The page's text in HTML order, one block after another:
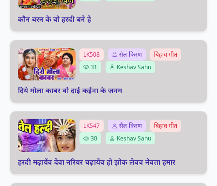
कौन बरन के वो हरदी बने हे
LK508 सैल किरण
बिहाव गीत
31
Keshav Sahu
दिये मोला काबर वो दाई कईना के जनम
LK547 सैल किरण
बिहाव गीत
30
Keshav Sahu
हरदी मढ़ायेंव देवा नरियर चढ़ायेंव हो झोक लेवव नेवता हमार